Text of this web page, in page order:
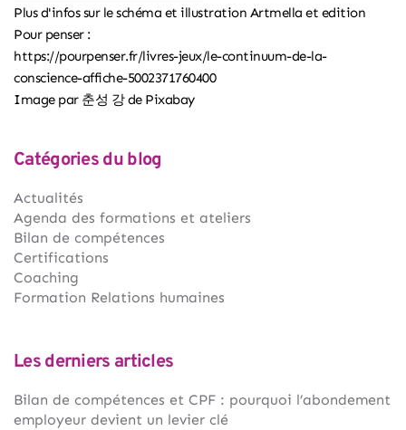
Plus d'infos sur le schéma et illustration Artmella et edition
Pour penser :
https://pourpenser.fr/livres-jeux/le-continuum-de-la-
conscience-affiche-5002371760400
Image par 춘성 강de Pixabay
Catégories du blog
Actualités
Agenda des formations et ateliers
Bilan de compétences
Certifications
Coaching
Formation Relations humaines
Les derniers articles
Bilan de compétences et CPF : pourquoi l’abondement
employeur devient un levier clé